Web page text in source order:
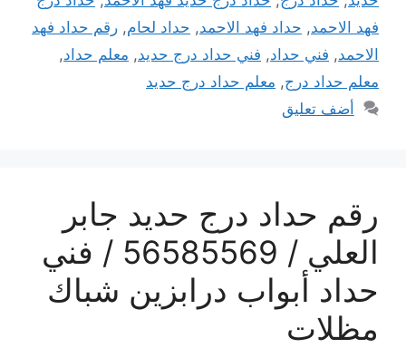
فهد الاحمد, حداد فهد الاحمد, حداد لحام, رقم حداد فهد
الاحمد, فني حداد, فني حداد درج حديد, معلم حداد,
معلم حداد درج, معلم حداد درج حديد
أضف تعليق
رقم حداد درج حديد جابر
العلي / 56585569 / فني
حداد أبواب درابزين شباك
مظلات